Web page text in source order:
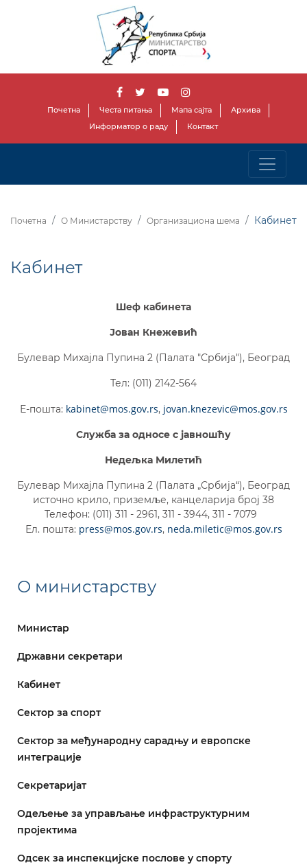
Почетна Честа питања Мапа сајта
Архива
Информатор о раду
Контакт
Почетна О Министарству Организациона шема Кабинет
Кабинет
Шеф кабинета
Јован Кнежевић
Булевар Михајла Пупина 2 (Палата "Србија"), Београд
Тел: (011) 2142-564
Е-пошта: kabinet@mos.gov.rs, jovan.knezevic@mos.gov.rs
Служба за односе с јавношћу
Недељка Милетић
Булевар Михајла Пупина 2 (Палата „Србија“), Београд
источно крило, приземље, канцеларија број 38
Телефон: (011) 311 - 2961, 311 - 3944, 311 - 7079
Ел. пошта: press@mos.gov.rs, neda.miletic@mos.gov.rs
О министарству
Министар
Државни секретари
Кабинет
Сектор за спорт
Сектор за међународну сарадњу и европске
интеграције
Секретаријат
Одељење за управљање инфраструктурним
пројектима
Одсек за инспекцијске послове у спорту